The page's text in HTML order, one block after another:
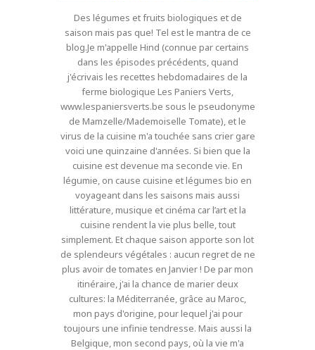
Des légumes et fruits biologiques et de
saison mais pas que! Tel est le mantra de ce
blog.Je m'appelle Hind (connue par certains
dans les épisodes précédents, quand
j'écrivais les recettes hebdomadaires de la
ferme biologique Les Paniers Verts,
www.lespaniersverts.be sous le pseudonyme
de Mamzelle/Mademoiselle Tomate), et le
virus de la cuisine m'a touchée sans crier gare
voici une quinzaine d'années. Si bien que la
cuisine est devenue ma seconde vie. En
légumie, on cause cuisine et légumes bio en
voyageant dans les saisons mais aussi
littérature, musique et cinéma car l’art et la
cuisine rendent la vie plus belle, tout
simplement. Et chaque saison apporte son lot
de splendeurs végétales : aucun regret de ne
plus avoir de tomates en Janvier ! De par mon
itinéraire, j'ai la chance de marier deux
cultures: la Méditerranée, grâce au Maroc,
mon pays d'origine, pour lequel j'ai pour
toujours une infinie tendresse. Mais aussi la
Belgique, mon second pays, où la vie m'a